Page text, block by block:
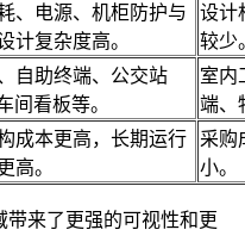
、电源、机柜防护与
计复杂度高。
设计
较少
自助终端、公交站
间看板等。
室内
端、
成本更高，长期运行
高。
采购
小。
来了更强的可视性和更